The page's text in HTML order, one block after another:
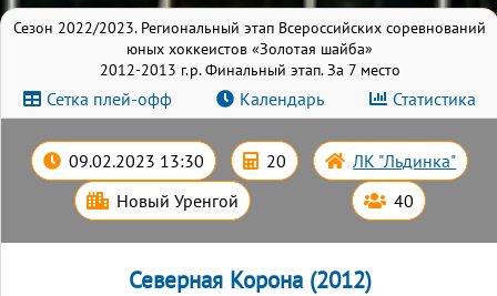
Сезон 2022/2023. Региональный этап Всероссийских соревнований
юных хоккеистов «Золотая шайба»
2012-2013 г.р. Финальный этап. За 7 место
Сетка плей-офф Календарь Статистика
09.02.2023 13:30 20 ЛК "Льдинка"
Новый Уренгой 40
Северная Корона (2012)